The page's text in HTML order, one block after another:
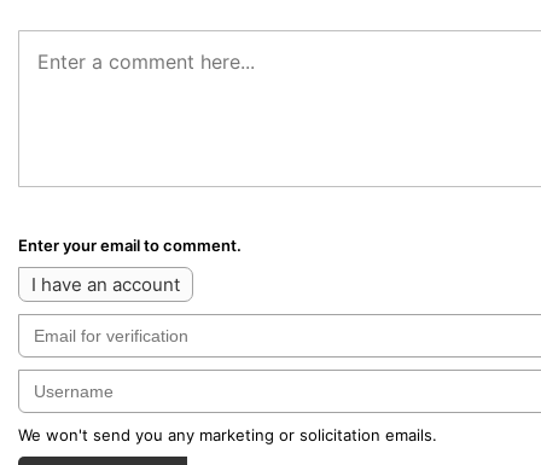
Enter your email to comment.
I have an account
We won't send you any marketing or solicitation emails.